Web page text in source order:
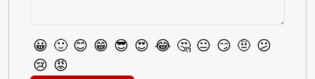
😀 🙂 😊 😁 😎 😍 😂 🤔 😐 😏 🤨 😕
😢 😡